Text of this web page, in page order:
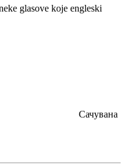
glasove koje engleski
Сачувана